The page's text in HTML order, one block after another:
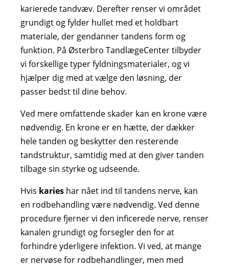
karierede tandvæv. Derefter renser vi området
grundigt og fylder hullet med et holdbart
materiale, der gendanner tandens form og
funktion. På Østerbro TandlægeCenter tilbyder
vi forskellige typer fyldningsmaterialer, og vi
hjælper dig med at vælge den løsning, der
passer bedst til dine behov.
Ved mere omfattende skader kan en krone være
nødvendig. En krone er en hætte, der dækker
hele tanden og beskytter den resterende
tandstruktur, samtidig med at den giver tanden
tilbage sin styrke og udseende.
Hvis karies har nået ind til tandens nerve, kan
en rodbehandling være nødvendig. Ved denne
procedure fjerner vi den inficerede nerve, renser
kanalen grundigt og forsegler den for at
forhindre yderligere infektion. Vi ved, at mange
er nervøse for rodbehandlinger, men med